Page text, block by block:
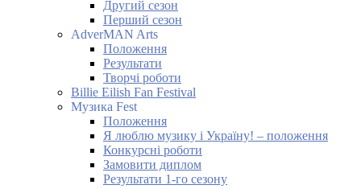
Другий сезон
Перший сезон
AdverMAN Arts
Положення
Результати
Творчі роботи
Billie Eilish Fan Festival
Музика Fest
Положення
Я люблю музику і Україну! – положення
Конкурсні роботи
Замовити диплом
Результати 1-го сезону